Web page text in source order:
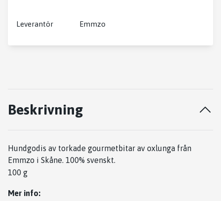
Leverantör Emmzo
Beskrivning
Hundgodis av torkade gourmetbitar av oxlunga från
Emmzo i Skåne. 100% svenskt.
100 g
Mer info: